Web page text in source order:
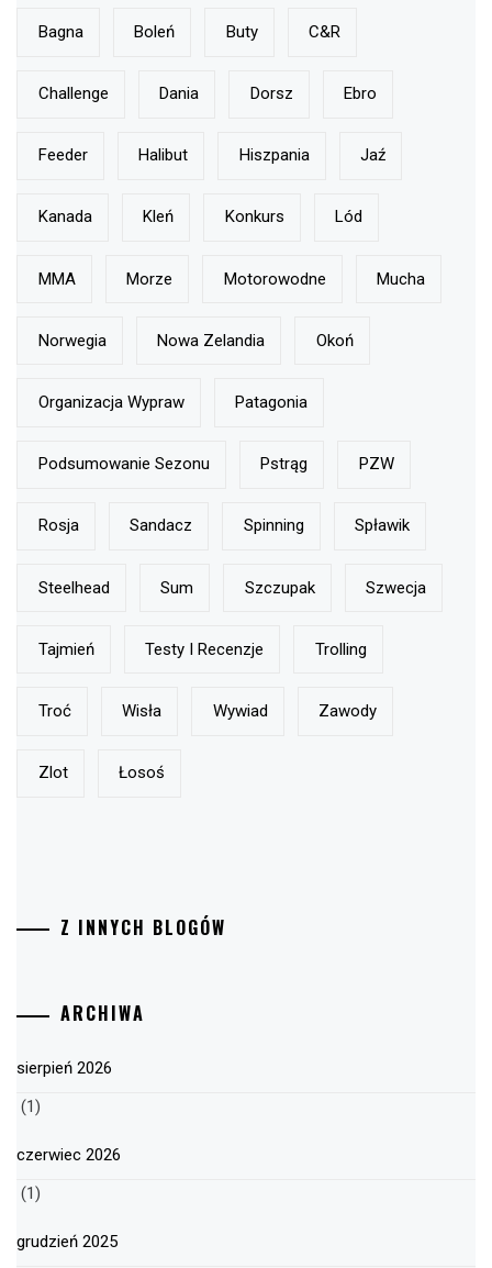
Bagna Boleń Buty C&r
Challenge Dania Dorsz Ebro
Feeder Halibut Hiszpania Jaź
Kanada Kleń Konkurs Lód
MMA Morze Motorowodne Mucha
Norwegia Nowa Zelandia Okoń
Organizacja Wypraw Patagonia
Podsumowanie Sezonu Pstrąg PZW
Rosja Sandacz Spinning Spławik
Steelhead Sum Szczupak Szwecja
Tajmień Testy I Recenzje Trolling
Troć Wisła Wywiad Zawody
Zlot Łosoś
Z INNYCH BLOGÓW
ARCHIWA
sierpień 2026
(1)
czerwiec 2026
(1)
grudzień 2025